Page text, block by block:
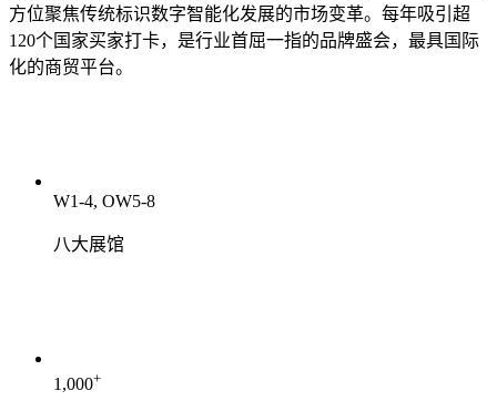
方位聚焦传统标识数字智能化发展的市场变革。每年吸引超
120个国家买家打卡，是行业首屈一指的品牌盛会，最具国际
化的商贸平台。
W1-4, OW5-8
八大展馆
1,000+